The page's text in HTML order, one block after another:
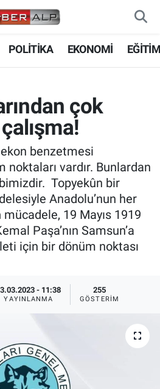
POLİTİKA EKONOMİ
çok
benzetmesi
noktaları vardır. Bunlardan
Topyekûn bir
Anadolu’nun her
19 Mayıs 1919
Paşa’nın Samsun’a
için bir dönüm noktası
- 11:38
YAYINLANMA
255
GÖSTERIM
ve Fikstür